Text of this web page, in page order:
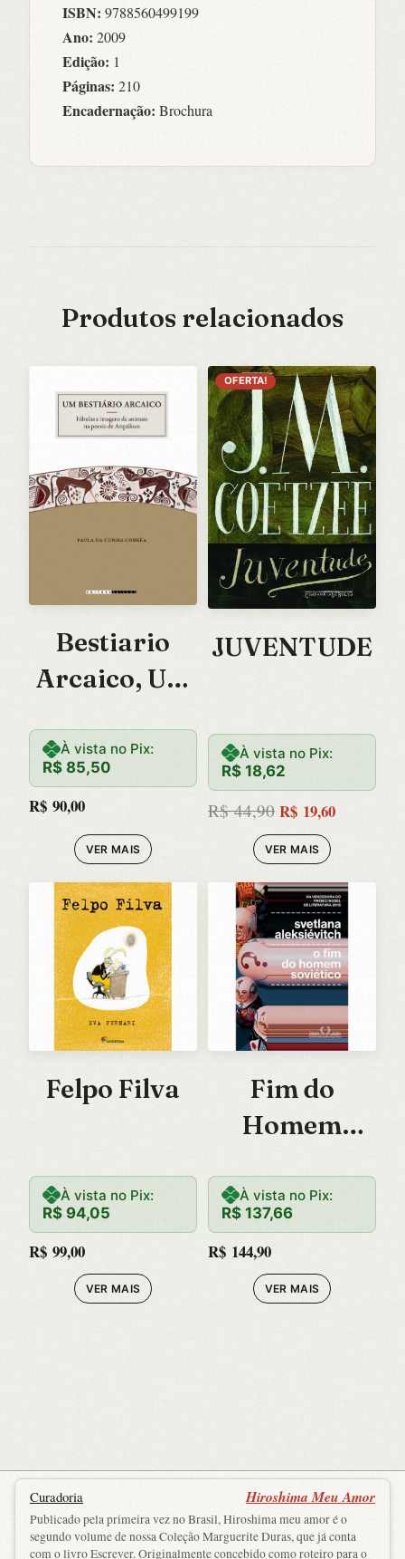
ISBN: 9788560499199
Ano: 2009
Edição: 1
Páginas: 210
Encadernação: Brochura
Produtos relacionados
Bestiario
Arcaico, Um
Imagens de
Animais na
Poesia de
Arquiloco
À vista no Pix:
R$ 85,50
R$ 90,00
VER MAIS
OFERTA!
JUVENTUDE
À vista no Pix:
R$ 18,62
R$44,90
O
preço
R$ 44,90.
R$19,60
O
preço
R$ 19,60.
VER MAIS
Felpo Filva
À vista no Pix:
R$ 94,05
R$ 99,00
VER MAIS
Fim do
Homem
À vista no Pix:
R$ 137,66
R$ 144,90
VER MAIS
Curadoria Hiroshima Meu Amor
Publicado pela primeira vez no Brasil, Hiroshima meu amor é o
segundo volume de nossa Coleção Marguerite Duras, que já conta
com o livro Escrever. Originalmente concebido como roteiro para o